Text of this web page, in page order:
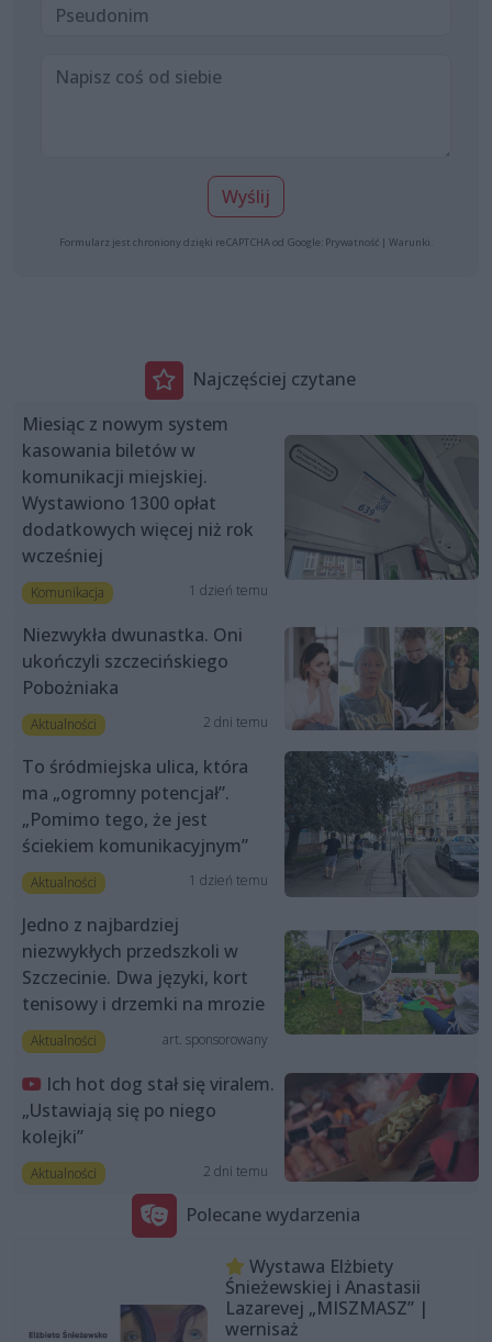
Wyślij
Formularz jest chroniony dzięki reCAPTCHA od Google: Prywatność | Warunki
Najczęściej czytane
Miesiąc z nowym system
kasowania biletów w
komunikacji miejskiej.
Wystawiono 1300 opłat
dodatkowych więcej niż rok
wcześniej
Komunikacja 1 dzień temu
Niezwykła dwunastka. Oni
ukończyli szczecińskiego
Pobożniaka
Aktualności 2 dni temu
To śródmiejska ulica, która
ma „ogromny potencjał”.
„Pomimo tego, że jest
ściekiem komunikacyjnym”
Aktualności 1 dzień temu
Jedno z najbardziej
niezwykłych przedszkoli w
Szczecinie. Dwa języki, kort
tenisowy i drzemki na mrozie
Aktualności art. sponsorowany
Ich hot dog stał się viralem.
„Ustawiają się po niego
kolejki”
Aktualności 2 dni temu
Polecane wydarzenia
Wystawa Elżbiety
Śnieżewskiej i Anastasii
Lazarevej „MISZMASZ” |
wernisaż